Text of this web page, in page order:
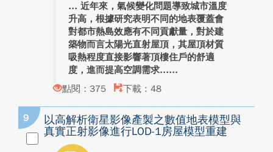
近年來，氣候變化問題導致城市溫度
升高，根據研究表明不同的地表覆蓋會
對都市熱島效應有不同貢獻量，對於建
築物而言太陽光直射屋頂，其屋頂材質
吸熱程度直接影響著頂樓住戶的舒適
度，進而提高空調需求...
點閱：375
下載：48
9
以高解析衛星影像產製之數值地表模型與
真實正射影像進行LOD-1房屋模型重建